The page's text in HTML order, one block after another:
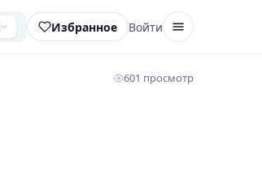
Избранное Войти
601 просмотр